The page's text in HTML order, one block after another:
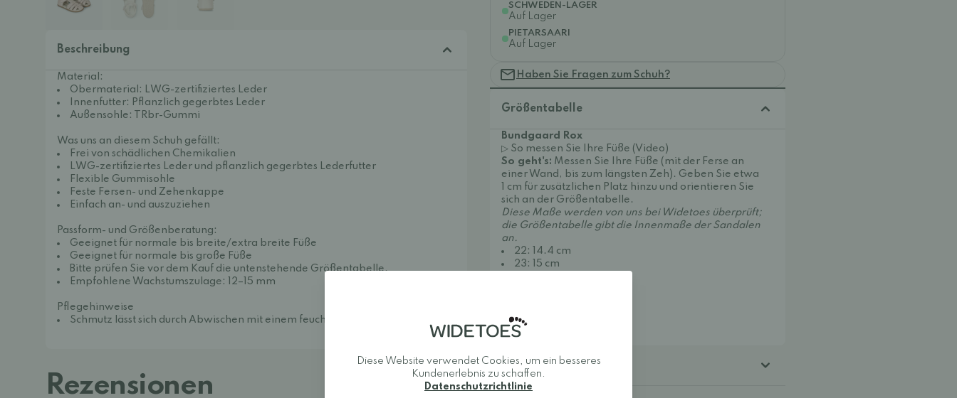
Beschreibung
Material:
Obermaterial: LWG-zertifiziertes Leder
Innenfutter: Pflanzlich gegerbtes Leder
Außensohle: TRbr-Gummi
Was uns an diesem Schuh gefällt:
Frei von schädlichen Chemikalien
LWG-zertifiziertes Leder und pflanzlich gegerbtes Lederfutter
Flexible Gummisohle
Feste Fersen- und Zehenkappe
Einfach an- und auszuziehen
Passform- und Größenberatung:
Geeignet für normale bis breite/extra breite Füße
Geeignet für normale bis große Füße
Bitte prüfen Sie vor dem Kauf die untenstehende Größentabelle.
Empfohlene Wachstumszulage: 12–15 mm
Pflegehinweise
Schmutz lässt sich durch Abwischen mit einem feuchten Tuch entfernen.
Rezensionen
SCHWEDEN-LAGER
Auf Lager
PIETARSAARI
Auf Lager
Haben Sie Fragen zum Schuh?
Größentabelle
Bundgaard Rox
▷ So messen Sie Ihre Füße (Video)
So geht's: Messen Sie Ihre Füße (mit der Ferse an
einer Wand, bis zum längsten Zeh). Geben Sie etwa
1 cm für zusätzlichen Platz hinzu und orientieren Sie
sich an der Größentabelle.
Diese Maße werden von uns bei Widetoes überprüft;
die Größentabelle gibt die Innenmaße der Sandalen
an.
22: 14.4 cm
23: 15 cm
27: 17.3 cm
28: 18.1 cm
Bestellhinweise
Diese Website verwendet Cookies, um ein besseres
Kundenerlebnis zu schaffen.
Datenschutzrichtlinie